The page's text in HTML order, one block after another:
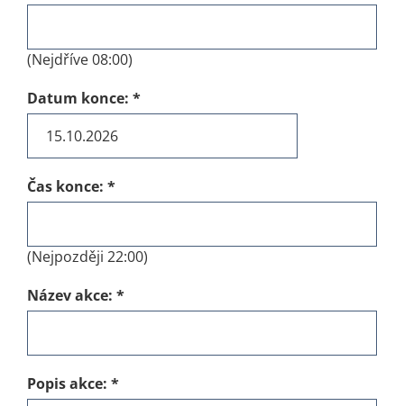
(Nejdříve 08:00)
Datum konce: *
Čas konce: *
(Nejpozději 22:00)
Název akce: *
Popis akce: *